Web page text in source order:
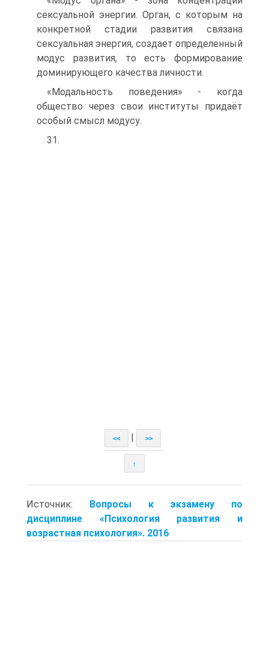
сексуальной энергии. Орган, с которым на
конкретной стадии развития связана
сексуальная энергия, создает определенный
модус развития, то есть формирование
доминирующего качества личности.
«Модальность поведения» - когда
общество через свои институты придаёт
особый смысл модусу.
31.
<< >>
↑
Источник: Вопросы к экзамену по
дисциплине «Психология развития и
возрастная психология». 2016